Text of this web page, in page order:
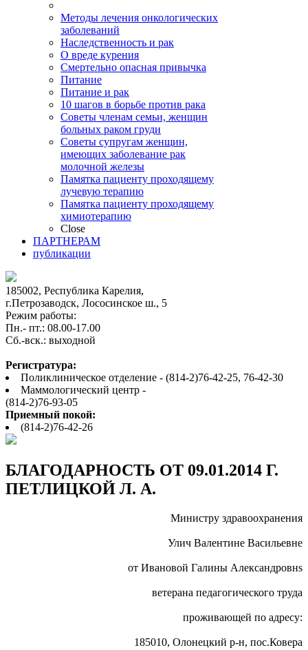
Методы лечения онкологических
заболеваний
Наследственность и рак
О вреде курения
Смертельно опасная привычка
Питание
Питание и рак
10 шагов в борьбе против рака
Советы членам семьи, женщин
больных раком груди
Советы супругам женщин,
имеющих заболевание рак
молочной железы
Памятка пациенту проходящему
лучевую терапию
Памятка пациенту проходящему
химиотерапию
Close
ПАРТНЕРАМ
публикации
185002, Республика Карелия,
г.Петрозаводск, Лососинское ш., 5
Режим работы:
Пн.- пт.: 08.00-17.00
Cб.-вск.: выходной
Регистратура:
Поликлиническое отделение - (814-2)76-42-25, 76-42-30
Маммологический центр -
(814-2)76-93-05
Приемный покой:
(814-2)76-42-26
БЛАГОДАРНОСТЬ ОТ 09.01.2014 Г.
ПЕТЛИЦКОЙ Л. А.
Министру здравоохранения
Улич Валентине Васильевне
от Ивановой Галины Александровнs
ветерана педагогического труда
проживающей по адресу:
185010, Олонецкий р-н, пос.Ковера